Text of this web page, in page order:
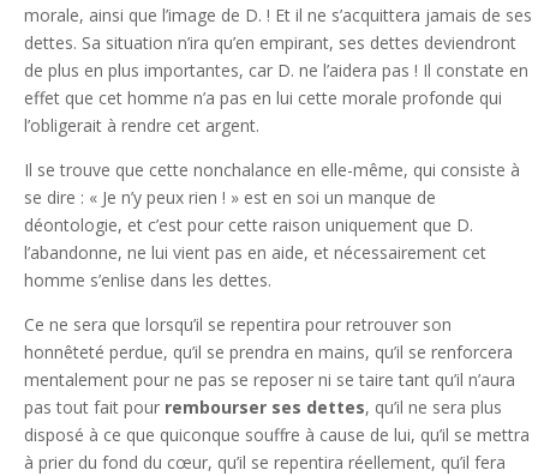
morale, ainsi que l’image de D. ! Et il ne s’acquittera jamais de ses
dettes. Sa situation n’ira qu’en empirant, ses dettes deviendront
de plus en plus importantes, car D. ne l’aidera pas ! Il constate en
effet que cet homme n’a pas en lui cette morale profonde qui
l’obligerait à rendre cet argent.
Il se trouve que cette nonchalance en elle-même, qui consiste à
se dire : « Je n’y peux rien ! » est en soi un manque de
déontologie, et c’est pour cette raison uniquement que D.
l’abandonne, ne lui vient pas en aide, et nécessairement cet
homme s’enlise dans les dettes.
Ce ne sera que lorsqu’il se repentira pour retrouver son
honnêteté perdue, qu’il se prendra en mains, qu’il se renforcera
mentalement pour ne pas se reposer ni se taire tant qu’il n’aura
pas tout fait pour rembourser ses dettes, qu’il ne sera plus
disposé à ce que quiconque souffre à cause de lui, qu’il se mettra
à prier du fond du cœur, qu’il se repentira réellement, qu’il fera